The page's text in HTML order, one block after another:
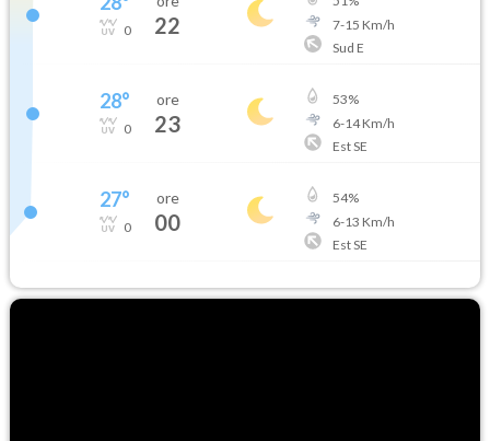
0 22
7-15 Km/h
Sud E
28°
0
ore
23
53%
6-14Km/h
Est SE
27°
0
ore
00
54%
6-13 Km/h
Est SE